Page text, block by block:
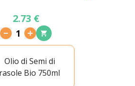
2.73 €
1